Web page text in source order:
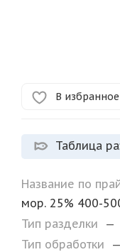
В избранное
Таблица
Название по
мор. 25% 400-
Тип разделки
—
Тип обработки
—